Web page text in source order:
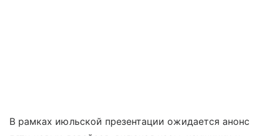
В рамках июльской презентации ожидается анонс